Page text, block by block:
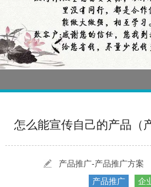
实体门店如何做网络推广吸引客户，实体店网络营销技巧...
[2022-05-04] 污水处理设备厂家产品如何做网络推广（污水处理项目网...
[2022-03-27] 疫情当下公司企业品牌网络营销策划推广怎么做，国内知...
[2022-05-04] 污水处理设备厂家产品如何做网络推广（污水处理项目网...
怎么能宣传自己的产品（
产品推广-产品推广方案
产品推广
企